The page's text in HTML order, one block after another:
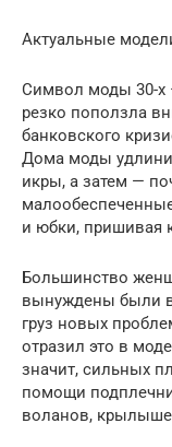
Актуальные
Символ моды 30-х
резко поползла
банковского
Дома моды
икры, а затем —
и юбки, пришивая
Большинство
вынуждены были
груз новых
отразил это в
значит, сильных
помощи
воланов,